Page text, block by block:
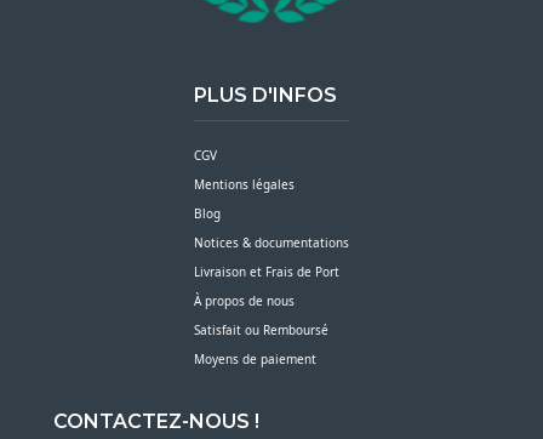
PLUS D'INFOS
CGV
Mentions légales
Blog
Notices & documentations
Livraison et Frais de Port
À propos de nous
Satisfait ou Remboursé
Moyens de paiement
CONTACTEZ-NOUS !